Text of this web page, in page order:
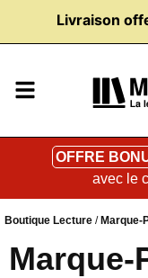
Livraison
OFFRE
avec le
Boutique Lecture /Marque-
Marque-